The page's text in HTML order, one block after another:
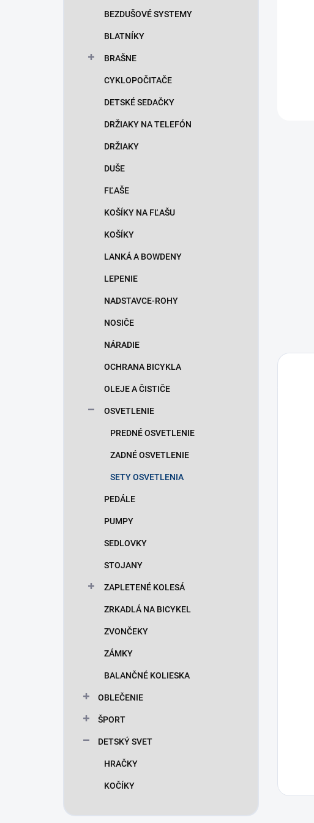
BEZDUŠOVÉ SYSTEMY
BLATNÍKY
BRAŠNE
CYKLOPOČITAČE
DETSKÉ SEDAČKY
DRŽIAKY NA TELEFÓN
DRŽIAKY
DUŠE
FĽAŠE
KOŠÍKY NA FĽAŠU
KOŠÍKY
LANKÁ A BOWDENY
LEPENIE
NADSTAVCE-ROHY
NOSIČE
NÁRADIE
OCHRANA BICYKLA
OLEJE A ČISTIČE
OSVETLENIE
PREDNÉ OSVETLENIE
ZADNÉ OSVETLENIE
SETY OSVETLENIA
PEDÁLE
PUMPY
SEDLOVKY
STOJANY
ZAPLETENÉ KOLESÁ
ZRKADLÁ NA BICYKEL
ZVONČEKY
ZÁMKY
BALANČNÉ KOLIESKA
OBLEČENIE
ŠPORT
DETSKÝ SVET
HRAČKY
KOČÍKY